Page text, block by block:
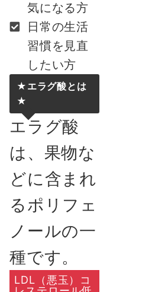
気になる方
日常の生活
習慣を見直
したい方
★エラグ酸とは
★
エラグ酸
は、果物な
どに含まれ
るポリフェ
ノールの一
種です。
LDL（悪玉）コ